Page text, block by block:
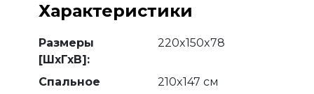
Характеристики
Размеры
[ШхГхВ]:
220x150x78
Спальное
210x147 см